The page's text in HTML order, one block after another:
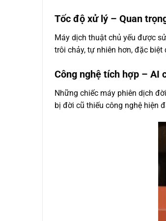
Tốc độ xử lý – Quan
Máy dịch thuật chủ yếu được
trôi chảy, tự nhiên hơn, đặc
Công nghệ tích hợp – AI
Những chiếc máy phiên dịch
bị đời cũ thiếu công nghệ hiện